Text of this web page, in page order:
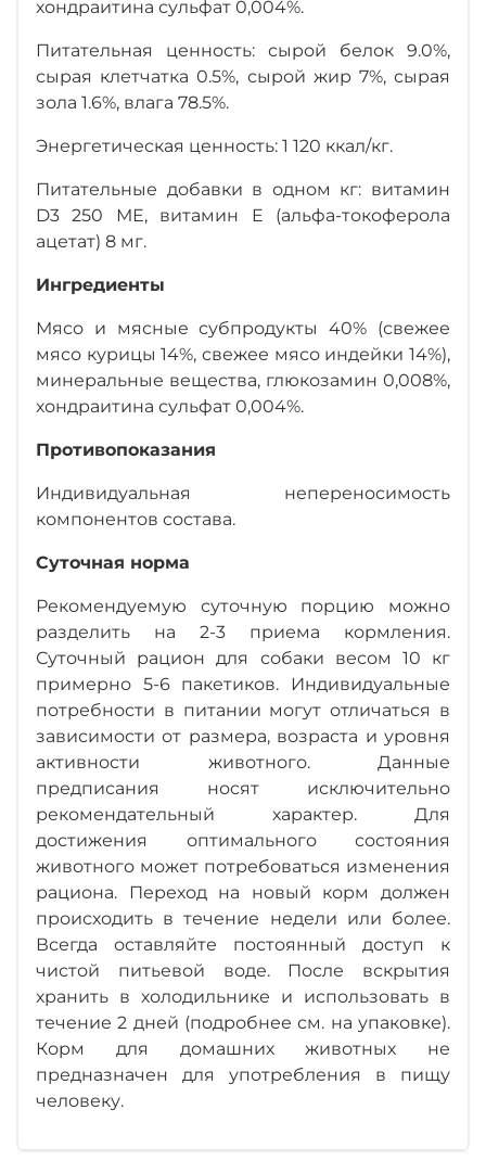
хондраитина сульфат 0,004%.
Питательная ценность: сырой белок 9.0%,
сырая клетчатка 0.5%, сырой жир 7%, сырая
зола 1.6%, влага 78.5%.
Энергетическая ценность: 1 120 ккал/кг.
Питательные добавки в одном кг: витамин
D3 250 МЕ, витамин E (альфа-токоферола
ацетат) 8 мг.
Ингредиенты
Мясо и мясные субпродукты 40% (свежее
мясо курицы 14%, свежее мясо индейки 14%),
минеральные вещества, глюкозамин 0,008%,
хондраитина сульфат 0,004%.
Противопоказания
Индивидуальная непереносимость
компонентов состава.
Суточная норма
Рекомендуемую суточную порцию можно
разделить на 2-3 приема кормления.
Суточный рацион для собаки весом 10 кг
примерно 5-6 пакетиков. Индивидуальные
потребности в питании могут отличаться в
зависимости от размера, возраста и уровня
активности животного. Данные
предписания носят исключительно
рекомендательный характер. Для
достижения оптимального состояния
животного может потребоваться изменения
рациона. Переход на новый корм должен
происходить в течение недели или более.
Всегда оставляйте постоянный доступ к
чистой питьевой воде. После вскрытия
хранить в холодильнике и использовать в
течение 2 дней (подробнее см. на упаковке).
Корм для домашних животных не
предназначен для употребления в пищу
человеку.